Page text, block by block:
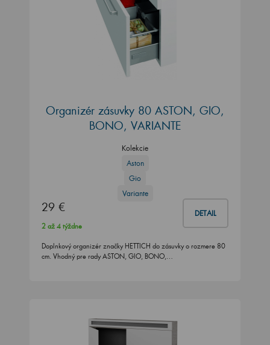
Organizér zásuvky 80 ASTON, GIO,
BONO, VARIANTE
Kolekcie
Aston
Gio
Variante
29 € DETAIL
2 až 4 týždne
Doplnkový organizér značky HETTICH do zásuvky o rozmere 80
cm. Vhodný pre rady ASTON, GIO, BONO,…